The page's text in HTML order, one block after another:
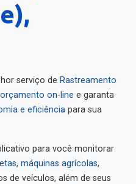
serviço de Rastreamento
orçamento on-line e garanta
e eficiência para sua
para você monitorar
, máquinas agrícolas,
de veículos, além de seus